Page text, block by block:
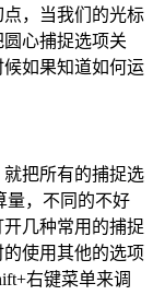
，当我们的光标
心捕捉选项关
如果知道如何运
把所有的捕捉选
量，不同的不好
几种常用的捕捉
使用其他的选项
右键菜单来调